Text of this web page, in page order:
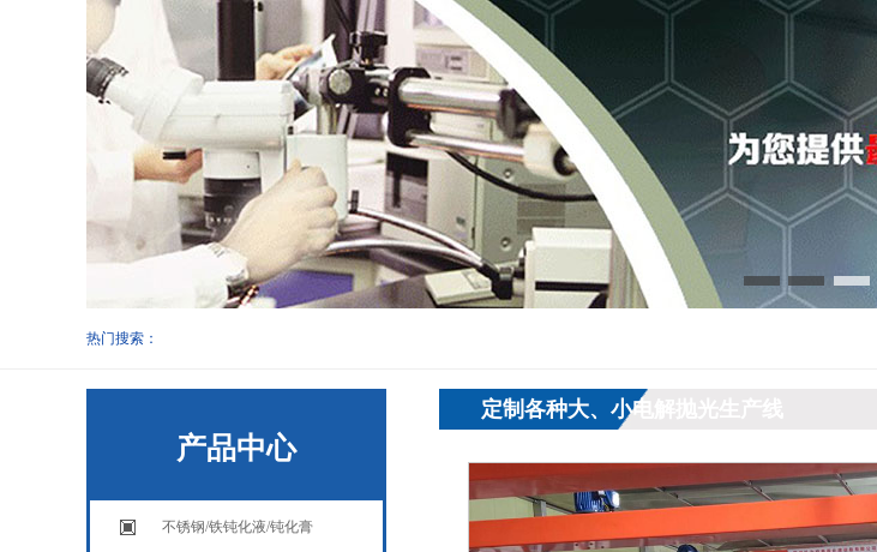
热门搜索：
产品中心
不锈钢/铁钝化液/钝化膏
定制各种大、小电解抛光生产线